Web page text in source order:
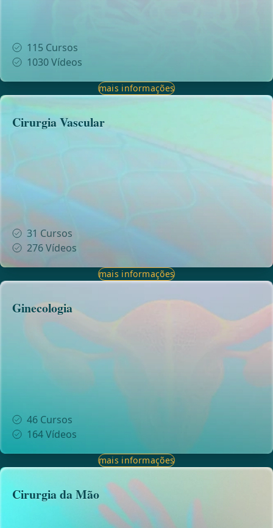
115 Cursos
1030Vídeos
mais informações
Cirurgia Vascular
31 Cursos
276Vídeos
mais informações
Ginecologia
46 Cursos
164Vídeos
mais informações
Cirurgia da Mão